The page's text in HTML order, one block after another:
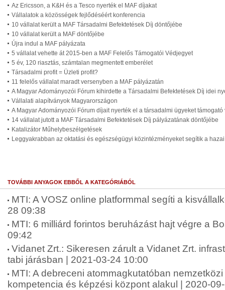
Az Ericsson, a K&H és a Tesco nyerték el MAF díjakat
Vállalatok a közösségek fejlődéséért konferencia
10 vállalat került a MAF Társadalmi Befektetések Díj döntőjébe
10 vállalat került a MAF döntőjébe
Újra indul a MAF pályázata
5 vállalat vehette át 2015-ben a MAF Felelős Támogatói Védjegyet
5 év, 120 riasztás, számtalan megmentett emberélet
Társadalmi profit = Üzleti profit?
11 felelős vállalat maradt versenyben a MAF pályázatán
A Magyar Adományozói Fórum kihirdette a Társadalmi Befektetések Díj idei
Vállalati alapítványok Magyarországon
A Magyar Adományozói Fórum díjait nyerték el a társadalmi ügyeket
14 vállalat jutott a MAF Társadalmi Befektetések Díj pályázatának döntőjébe
Katalizátor Műhelybeszélgetések
Leggyakrabban az oktatási és egészségügyi közintézményeket segítik a
TOVÁBBI ANYAGOK EBBŐL A KATEGÓRIÁBÓL
MTI: A VOSZ online platformmal segíti a
28 09:38
MTI: 6 milliárd forintos beruházást hajt végre a
09:42
Vidanet Zrt.: Sikeresen zárult a Vidanet Zrt.
tabi járásban | 2021-03-24 10:00
MTI: A debreceni atommagkutatóban
kompetencia és képzési központ alakul | 2020-